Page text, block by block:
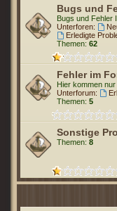
Bugs und
Bugs und Fehler
Unterforen:
Erledigte
Themen: 62
Fehler im
Hier kommen
Unterforum:
Themen: 5
Sonstige
Themen: 8